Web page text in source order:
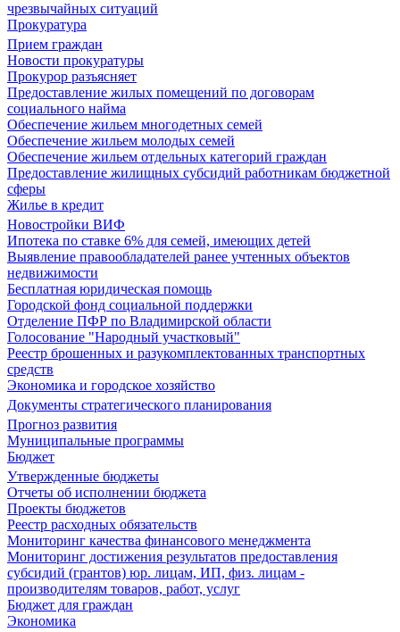
чрезвычайных ситуаций
Прокуратура
Прием граждан
Новости прокуратуры
Прокурор разъясняет
Предоставление жилых помещений по договорам
социального найма
Обеспечение жильем многодетных семей
Обеспечение жильем молодых семей
Обеспечение жильем отдельных категорий граждан
Предоставление жилищных субсидий работникам бюджетной
сферы
Жилье в кредит
Новостройки ВИФ
Ипотека по ставке 6% для семей, имеющих детей
Выявление правообладателей ранее учтенных объектов
недвижимости
Бесплатная юридическая помощь
Городской фонд социальной поддержки
Отделение ПФР по Владимирской области
Голосование "Народный участковый"
Реестр брошенных и разукомплектованных транспортных
средств
Экономика и городское хозяйство
Документы стратегического планирования
Прогноз развития
Муниципальные программы
Бюджет
Утвержденные бюджеты
Отчеты об исполнении бюджета
Проекты бюджетов
Реестр расходных обязательств
Мониторинг качества финансового менеджмента
Мониторинг достижения результатов предоставления
субсидий (грантов) юр. лицам, ИП, физ. лицам -
производителям товаров, работ, услуг
Бюджет для граждан
Экономика